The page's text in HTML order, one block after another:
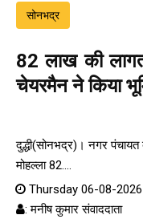
सोनभद्र
82 लाख की
चेयरमैन ने किया
दुद्धी(सोनभद्र)। नगर
मोहल्ला 82....
Thursday 06-08-2026
: मनीष कुमार संवाददाता